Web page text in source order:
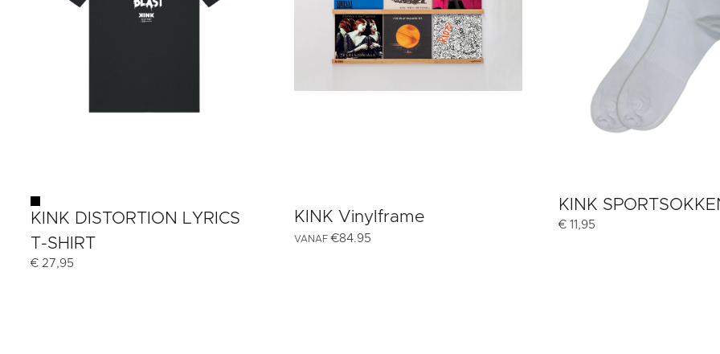
KINK DISTORTION LYRICS
T-SHIRT
€27,95
KINK Vinylframe
VANAF €84.95
KINK
€11,95